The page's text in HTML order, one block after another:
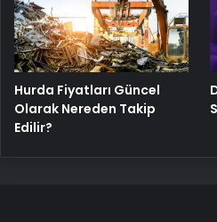
Hurda Fiyatları Güncel
Olarak Nereden Takip
Edilir?